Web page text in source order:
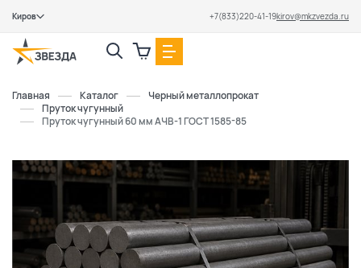
Киров +7(833)220-41-19kirov@mkzvezda.ru
Главная Каталог
Черный металлопрокат
Пруток чугунный
Пруток чугунный 60 мм АЧВ-1 ГОСТ 1585-85